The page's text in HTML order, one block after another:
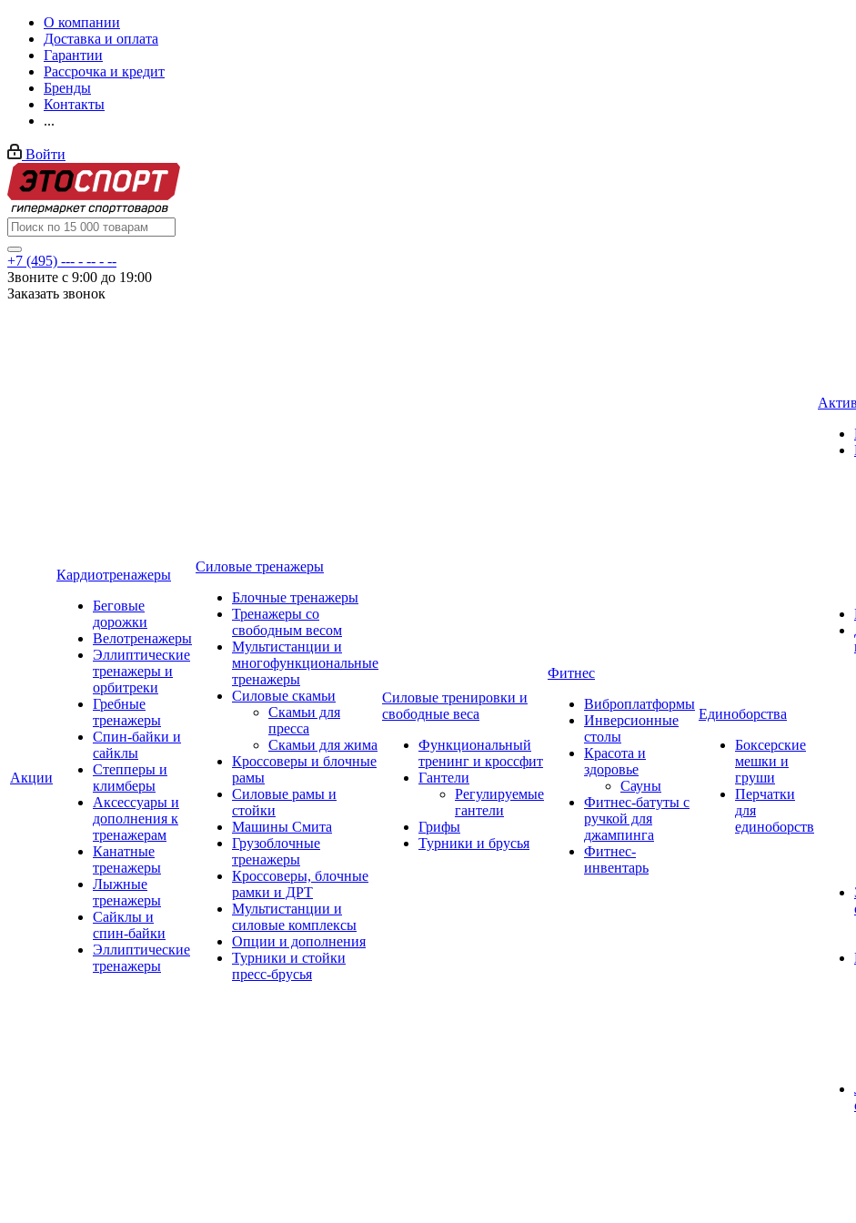
О компании
Доставка и оплата
Гарантии
Рассрочка и кредит
Бренды
Контакты
...
Войти
+7 (495) --- - -- - --
Звоните с 9:00 до 19:00
Заказать звонок
Акции
Кардиотренажеры
Беговые
дорожки
Велотренажеры
Эллиптические
тренажеры и
орбитреки
Гребные
тренажеры
Спин-байки и
сайклы
Степперы и
климберы
Аксессуары и
дополнения к
тренажерам
Канатные
тренажеры
Лыжные
тренажеры
Сайклы и
спин-байки
Эллиптические
тренажеры
Силовые тренажеры
Блочные тренажеры
Тренажеры со
свободным весом
Мультистанции и
многофункциональные
тренажеры
Силовые скамьи
Скамьи для
пресса
Скамьи для жима
Кроссоверы и блочные
рамы
Силовые рамы и
стойки
Машины Смита
Грузоблочные
тренажеры
Кроссоверы, блочные
рамки и ДРТ
Мультистанции и
силовые комплексы
Опции и дополнения
Турники и стойки
пресс-брусья
Силовые тренировки и
свободные веса
Функциональный
тренинг и кроссфит
Гантели
Регулируемые
гантели
Грифы
Турники и брусья
Фитнес
Виброплатформы
Инверсионные
столы
Красота и
здоровье
Сауны
Фитнес-батуты с
ручкой для
джампинга
Фитнес-
инвентарь
Единоборства
Боксерские
мешки и
груши
Перчатки
для
единоборств